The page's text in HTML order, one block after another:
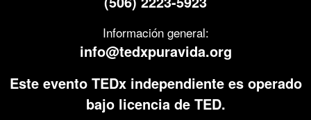
Información general:
info@tedxpuravida.org
Este evento TEDx independiente es operado
bajo licencia de TED.